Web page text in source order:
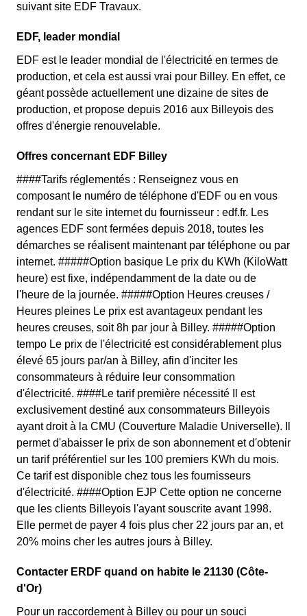
suivant site EDF Travaux.
EDF, leader mondial
EDF est le leader mondial de l'électricité en termes de
production, et cela est aussi vrai pour Billey. En effet, ce
géant possède actuellement une dizaine de sites de
production, et propose depuis 2016 aux Billeyois des
offres d'énergie renouvelable.
Offres concernant EDF Billey
####Tarifs réglementés : Renseignez vous en
composant le numéro de téléphone d'EDF ou en vous
rendant sur le site internet du fournisseur : edf.fr. Les
agences EDF sont fermées depuis 2018, toutes les
démarches se réalisent maintenant par téléphone ou par
internet. #####Option basique Le prix du KWh (KiloWatt
heure) est fixe, indépendamment de la date ou de
l'heure de la journée. #####Option Heures creuses /
Heures pleines Le prix est avantageux pendant les
heures creuses, soit 8h par jour à Billey. #####Option
tempo Le prix de l'électricité est considérablement plus
élevé 65 jours par/an à Billey, afin d'inciter les
consommateurs à réduire leur consommation
d'électricité. ####Le tarif première nécessité Il est
exclusivement destiné aux consommateurs Billeyois
ayant droit à la CMU (Couverture Maladie Universelle). Il
permet d'abaisser le prix de son abonnement et d'obtenir
un tarif préférentiel sur les 100 premiers KWh du mois.
Ce tarif est disponible chez tous les fournisseurs
d'électricité. ####Option EJP Cette option ne concerne
que les clients Billeyois l'ayant souscrite avant 1998.
Elle permet de payer 4 fois plus cher 22 jours par an, et
20% moins cher les autres jours à Billey.
Contacter ERDF quand on habite le 21130 (Côte-
d'Or)
Pour un raccordement à Billey ou pour un souci